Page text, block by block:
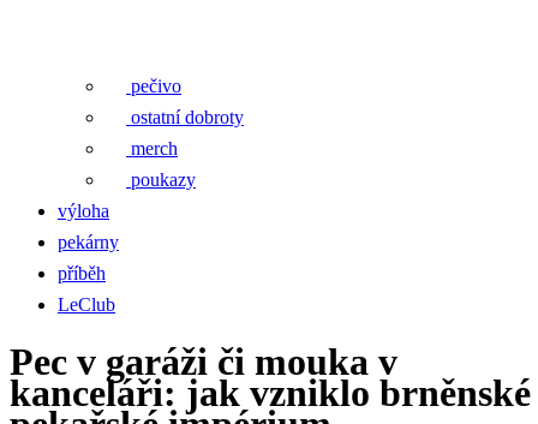
pečivo
ostatní dobroty
merch
poukazy
výloha
pekárny
příběh
LeClub
Pec v garáži či mouka v
kanceláři: jak vzniklo brněnské